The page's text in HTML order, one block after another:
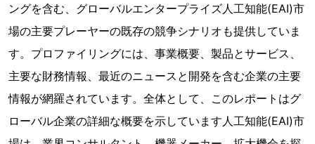
ングを含む、グローバルエンタープライズ人工知能(EAI)市
場の主要プレーヤーの既存の競争シナリオも提供していま
す。プロファイリングには、事業概要、製品とサービス、
主要な財務情報、最近のニュースと開発を含む企業の主要
情報が網羅されています。全体として、このレポートはグ
ローバル企業の詳細な概要を示しています人工知能(EAI)市